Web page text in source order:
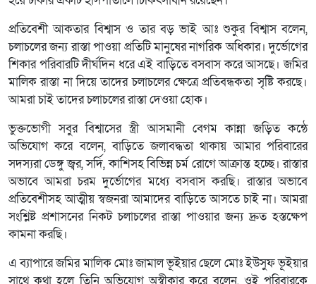
প্রতিবেশী আকতার বিশ্বাস ও তার বড় ভাই আঃ শুকুর বিশ্বাস বলেন,
চলাচলের জন্য রাস্তা পাওয়া প্রতিটি মানুষের নাগরিক অধিকার। দুর্ভোগের
শিকার পরিবারটি দীর্ঘদিন ধরে এই বাড়িতে বসবাস করে আসছে। জমির
মালিক রাস্তা না দিয়ে তাদের চলাচলের ক্ষেত্রে প্রতিবন্ধকতা সৃষ্টি করছে।
আমরা চাই তাদের চলাচলের রাস্তা দেওয়া হোক।
ভুক্তভোগী সবুর বিশ্বাসের স্ত্রী আসমানী বেগম কান্না জড়িত কন্ঠে
অভিযোগ করে বলেন, বাড়িতে জলাবদ্ধতা থাকায় আমার পরিবারের
সদস্যরা ডেঙ্গু জ্বর, সর্দি, কাশিসহ বিভিন্ন চর্ম রোগে আক্রান্ত হচ্ছে। রাস্তার
অভাবে আমরা চরম দুর্ভোগের মধ্যে বসবাস করছি। রাস্তার অভাবে
প্রতিবেশীসহ আত্মীয় স্বজনরা আমাদের বাড়িতে আসতে চাই না। আমরা
সংশ্লিষ্ট প্রশাসনের নিকট চলাচলের রাস্তা পাওয়ার জন্য দ্রুত হস্তক্ষেপ
কামনা করছি।
এ ব্যাপারে জমির মালিক মোঃ জামাল ভূইয়ার ছেলে মোঃ ইউসুফ ভূইয়ার